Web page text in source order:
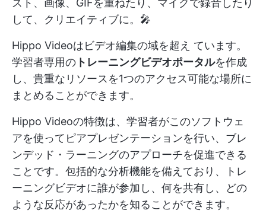
スト、画像、GIFを重ねたり、マイクで録音したり
して、クリエイティブに。🎤
Hippo Videoはビデオ編集の域を超え ています。
学習者専用の トレーニングビデオポータルを作成
し、貴重なリソースを1つのアクセス可能な場所に
まとめることができます。
Hippo Videoの特徴は、学習者がこのソフトウェ
アを使ってピアプレゼンテーションを行い、ブレ
ンデッド・ラーニングのアプローチを促進できる
ことです。包括的な分析機能を備えており、トレ
ーニングビデオに誰が参加し、何を共有し、どの
ような反応があったかを知ることができます。